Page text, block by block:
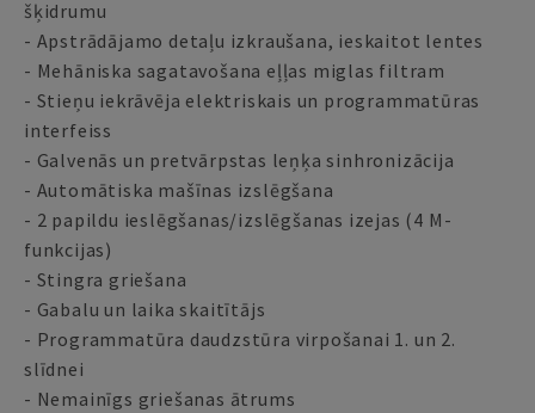
šķidrumu
- Apstrādājamo detaļu izkraušana, ieskaitot lentes
- Mehāniska sagatavošana eļļas miglas filtram
- Stieņu iekrāvēja elektriskais un programmatūras
interfeiss
- Galvenās un pretvārpstas leņķa sinhronizācija
- Automātiska mašīnas izslēgšana
- 2 papildu ieslēgšanas/izslēgšanas izejas (4 M-
funkcijas)
- Stingra griešana
- Gabalu un laika skaitītājs
- Programmatūra daudzstūra virpošanai 1. un 2.
slīdnei
- Nemainīgs griešanas ātrums